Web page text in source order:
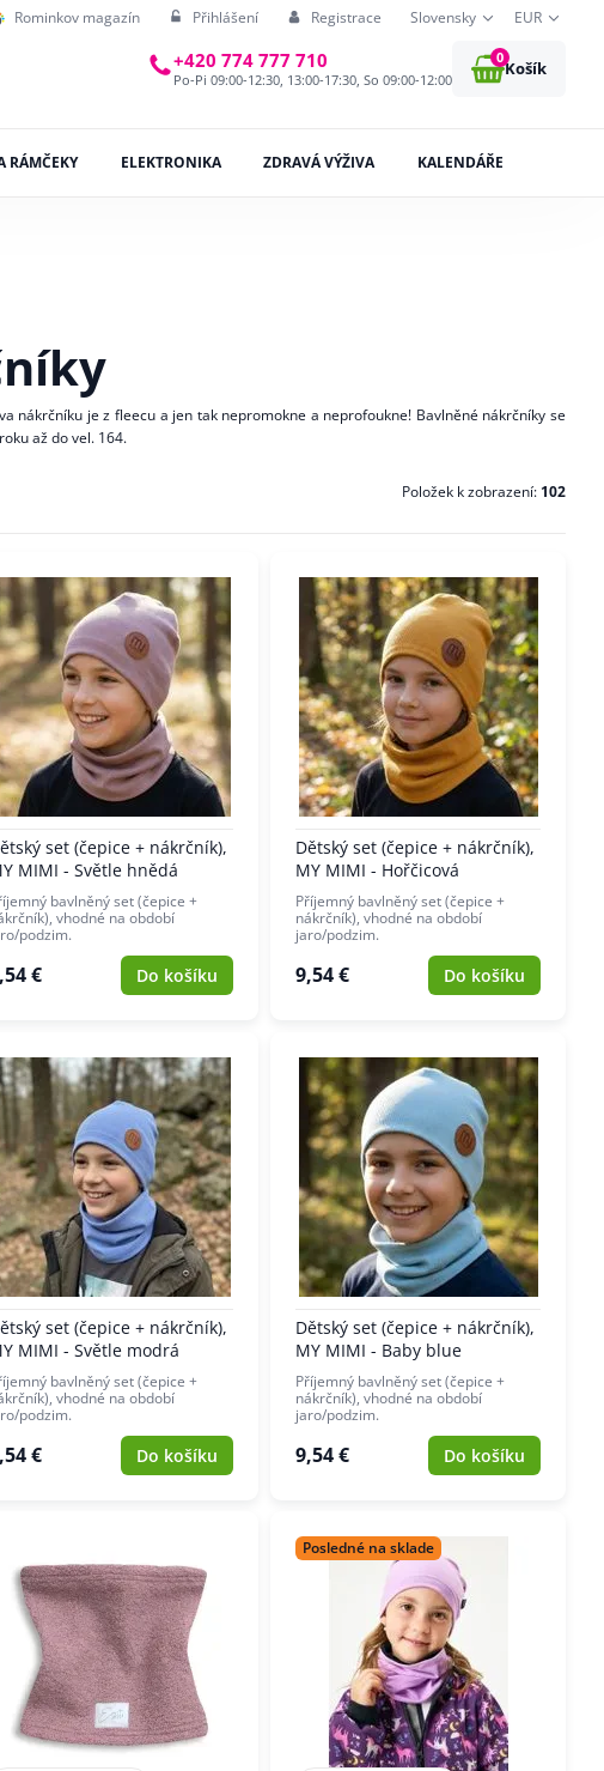
Rominkov magazín Přihlášení Registrace Slovensky EUR
+420 774 777 710
Po-Pi 09:00-12:30, 13:00-17:30, So 09:00-12:00
0
Košík
RÁMČEKY ELEKTRONIKA ZDRAVÁ VÝŽIVA KALENDÁŘE
nákrčníku je z fleecu a jen tak nepromokne a neprofoukne! Bavlněné nákrčníky se
až do vel. 164.
Položek k zobrazení: 102
set (čepice + nákrčník),
MIMI - Světle hnědá
bavlněný set (čepice +
vhodné na období
podzim.
€ Do košíku
Dětský set (čepice + nákrčník),
MY MIMI - Hořčicová
Příjemný bavlněný set (čepice +
nákrčník), vhodné na období
jaro/podzim.
9,54 € Do košíku
set (čepice + nákrčník),
MIMI - Světle modrá
bavlněný set (čepice +
vhodné na období
podzim.
€ Do košíku
Dětský set (čepice + nákrčník),
MY MIMI - Baby blue
Příjemný bavlněný set (čepice +
nákrčník), vhodné na období
jaro/podzim.
9,54 € Do košíku
Posledné na sklade